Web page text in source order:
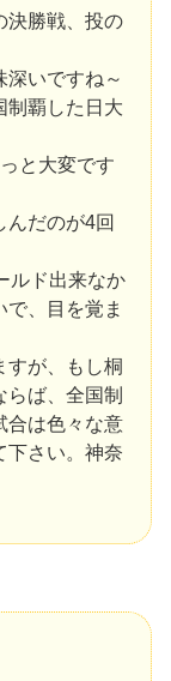
決勝戦、投の
深いですね～
制覇した日大
と大変です
んだのが4回
ルド出来なか
、目を覚ま
すが、もし桐
ば、全国制
合は色々な意
下さい。神奈